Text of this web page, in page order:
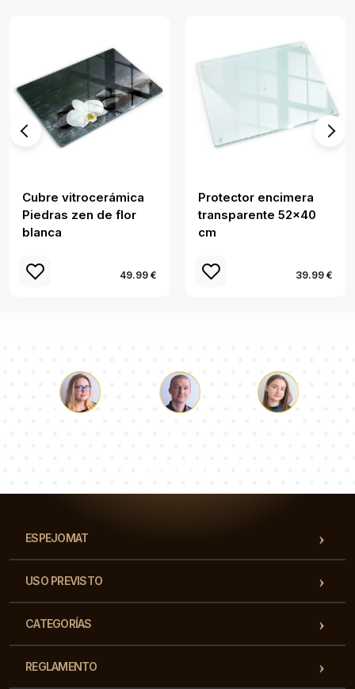
Cubre vitrocerámica
Piedras zen de flor
blanca
49.99 €
Protector encimera
transparente 52x40
cm
39.99 €
ESPEJOMAT
USO PREVISTO
CATEGORÍAS
REGLAMENTO